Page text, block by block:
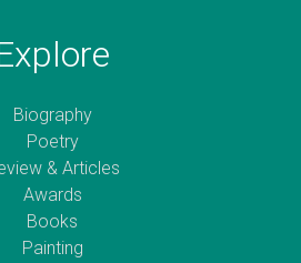
Biography
Poetry
& Articles
Awards
Books
Painting